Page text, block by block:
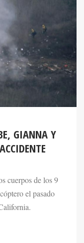
GIANNA Y
cuerpos de los 9
el pasado